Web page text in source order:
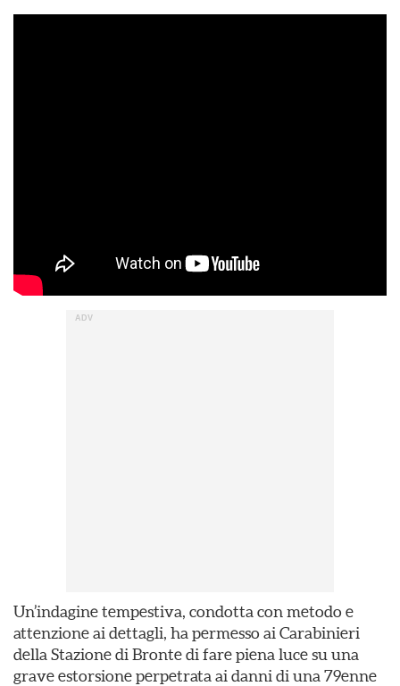
Un’indagine tempestiva, condotta con metodo e
attenzione ai dettagli, ha permesso ai Carabinieri
della Stazione di Bronte di fare piena luce su una
grave estorsione perpetrata ai danni di una 79enne